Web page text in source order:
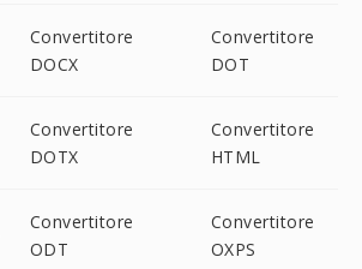
Convertitore
DOCX
Convertitore
DOT
Convertitore
DOTX
Convertitore
HTML
Convertitore
ODT
Convertitore
OXPS